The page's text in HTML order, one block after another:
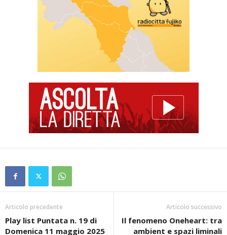
Articolo precedente
Play list Puntata n. 19 di
Domenica 11 maggio 2025
Articolo successivo
Il fenomeno Oneheart: tra
ambient e spazi liminali